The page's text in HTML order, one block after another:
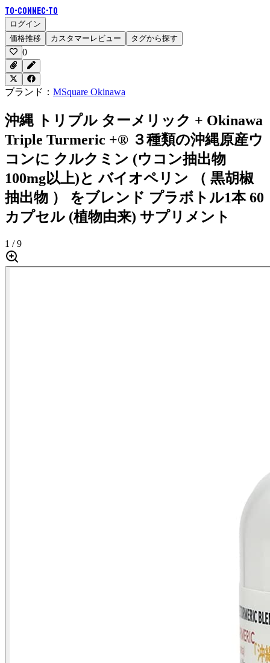
To-Connec-TO
ログイン
価格推移
カスタマーレビュー タグから探す
0
ブランド： MSquare Okinawa
沖縄 トリプル ターメリック + Okinawa
Triple Turmeric +® ３種類の沖縄原産ウ
コンに クルクミン (ウコン抽出物
100mg以上)と バイオペリン （ 黒胡椒
抽出物 ） をブレンド プラボトル1本 60
カプセル (植物由来) サプリメント
1 / 9